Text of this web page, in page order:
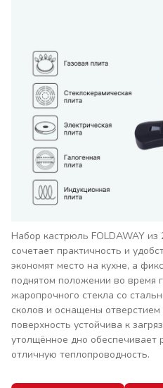
Набор кастрюль FOLDAWAY
сочетает практичность и
экономят место на кухне, а
поднятом положении во время
жаропрочного стекла со
сколов и оснащены
поверхность устойчива к
утолщённое дно обеспечивает
отличную теплопроводность.